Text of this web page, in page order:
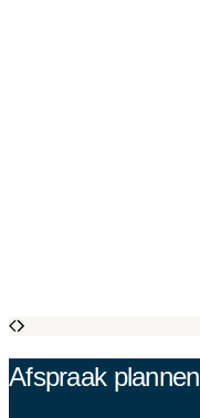
Afspraak plannen